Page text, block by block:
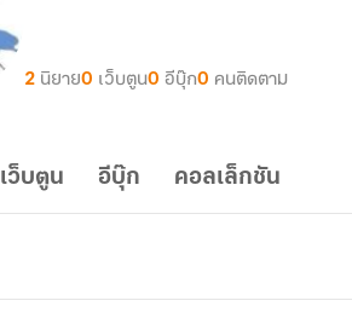
2 นิยาย0 เว็บตูน0 อีบุ๊ก0 คนติดตาม
เว็บตูน อีบุ๊ก คอลเล็กชัน